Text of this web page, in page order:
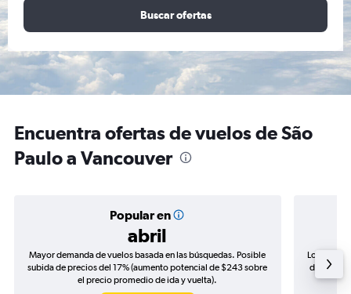
Buscar ofertas
Encuentra ofertas de vuelos de São
Paulo a Vancouver
Popular en
abril
Mayor demanda de vuelos basada en las búsquedas. Posible
subida de precios del 17% (aumento potencial de $243 sobre
el precio promedio de ida y vuelta).
Los
de